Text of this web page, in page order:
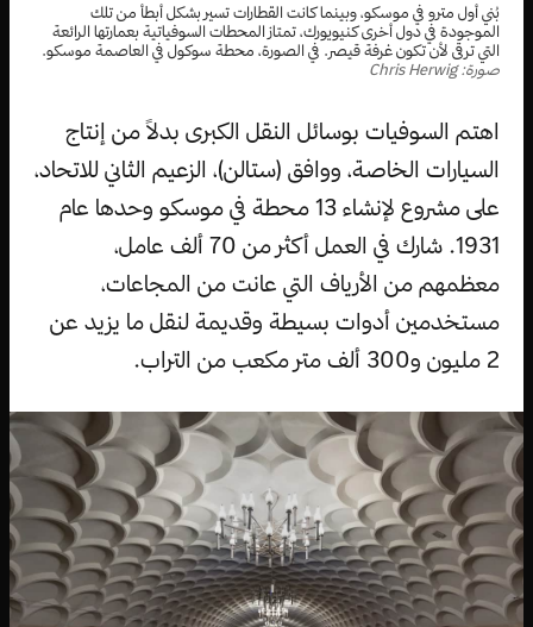
بُني أول مترو في موسكو، وبينما كانت القطارات تسير بشكل أبطأ من تلك
الموجودة في دول أخرى كنيويورك، تمتاز المحطات السوفياتية بعمارتها الرائعة
التي ترقى لأن تكون غرفة قيصر. في الصورة، محطة سوكول في العاصمة موسكو.
صورة: Chris Herwig
اهتم السوفيات بوسائل النقل الكبرى بدلاً من إنتاج
السيارات الخاصة، ووافق (ستالن)، الزعيم الثاني للاتحاد،
على مشروع لإنشاء 13 محطة في موسكو وحدها عام
1931. شارك في العمل أكثر من 70 ألف عامل،
معظمهم من الأرياف التي عانت من المجاعات،
مستخدمين أدوات بسيطة وقديمة لنقل ما يزيد عن
2 مليون و300 ألف متر مكعب من التراب.